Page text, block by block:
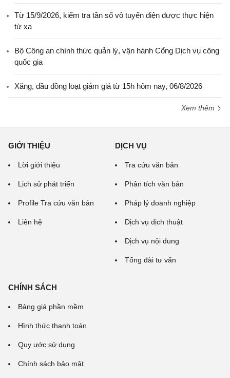
Từ 15/9/2026, kiểm tra tần số vô tuyến điện được thực hiện
từ xa
Bộ Công an chính thức quản lý, vận hành Cổng Dịch vụ công
quốc gia
Xăng, dầu đồng loạt giảm giá từ 15h hôm nay, 06/8/2026
Xem thêm
GIỚI THIỆU
Lời giới thiệu
Lịch sử phát triển
Profile Tra cứu văn bản
Liên hệ
DỊCH VỤ
Tra cứu văn bản
Phân tích văn bản
Pháp lý doanh nghiệp
Dịch vụ dịch thuật
Dịch vụ nội dung
Tổng đài tư vấn
CHÍNH SÁCH
Bảng giá phần mềm
Hình thức thanh toán
Quy ước sử dụng
Chính sách bảo mật